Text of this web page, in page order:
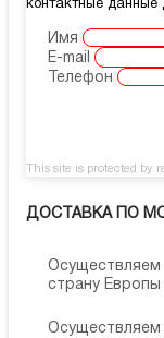
контактные данные
Имя
E-mail
Телефон
This site is protected by
ДОСТАВКА ПО
Осуществляем
страну
Осуществляем